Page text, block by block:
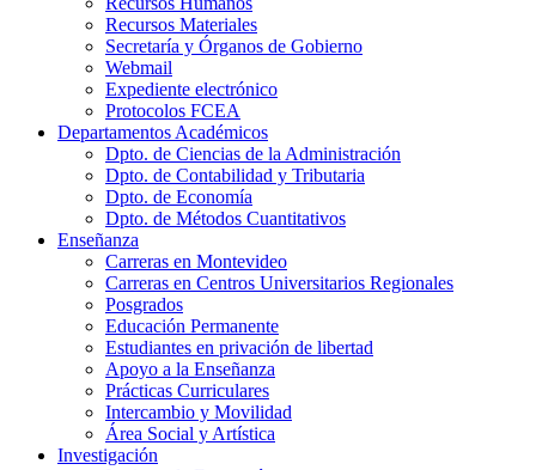
Recursos Materiales
Secretaría y Órganos de Gobierno
Webmail
Expediente electrónico
Protocolos FCEA
Departamentos Académicos
Dpto. de Ciencias de la Administración
Dpto. de Contabilidad y Tributaria
Dpto. de Economía
Dpto. de Métodos Cuantitativos
Enseñanza
Carreras en Montevideo
Carreras en Centros Universitarios Regionales
Posgrados
Educación Permanente
Estudiantes en privación de libertad
Apoyo a la Enseñanza
Prácticas Curriculares
Intercambio y Movilidad
Área Social y Artística
Investigación